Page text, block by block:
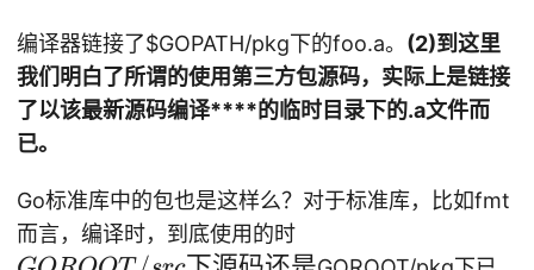
4
/
sr
c
/l
ib
p
r
li
b
pr
oj
fo
o
m
kg
/t
oo
r
wi
./
m
ai
cd
m
d6
4
-
tl
d
执
行
语
句
并
未
显
te
st
/p
ar
wi
n\
bj
/e
xe
ut
-L
编译器链接了$GOPATH/pkg下的foo.a。 (2)到这里
我们明白了所谓的使用第三方包源码，实际上是链接
了以该最新源码编译****的临时目录下的.a文件而
已。
Go标准库中的包也是这样么？对于标准库，比如fmt
而言，编译时，到底使用的时